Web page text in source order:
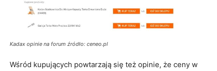
Kadax opinie na forum źródło: ceneo.pl
Wśród kupujących powtarzają się też opinie, że ceny w